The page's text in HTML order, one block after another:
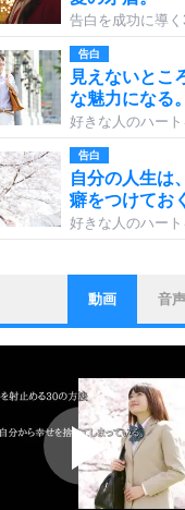
告白を成功に導
告白
見えないとこ
な魅力になる。
好きな人のハー
告白
自分の人生は
癖をつけてお
好きな人のハー
ストレス対策
他人と比べな
いっそのこと
プラス思考
ポジティブに
しないから。
ポジティブ思考に
動画 音声